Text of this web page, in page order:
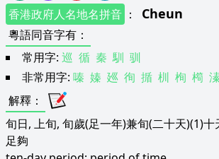
香港政府人名地名拼音 ： Cheun
粵語同音字有 ：
常用字: 巡 循 秦 馴 驯
非常用字: 嗪 嫀 廵 徇 揗 杊 栒 橁 溱
解釋 ：
旬日, 上旬, 旬歲(足一年)兼旬(二十天)(1)十
足夠